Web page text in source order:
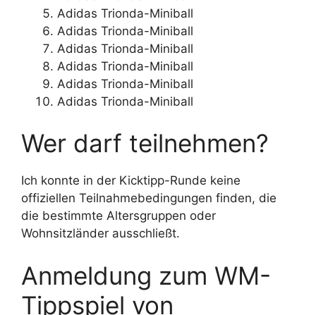
Adidas Trionda-Miniball
Adidas Trionda-Miniball
Adidas Trionda-Miniball
Adidas Trionda-Miniball
Adidas Trionda-Miniball
Adidas Trionda-Miniball
Wer darf teilnehmen?
Ich konnte in der Kicktipp-Runde keine
offiziellen Teilnahmebedingungen finden, die
die bestimmte Altersgruppen oder
Wohnsitzländer ausschließt.
Anmeldung zum WM-
Tippspiel von